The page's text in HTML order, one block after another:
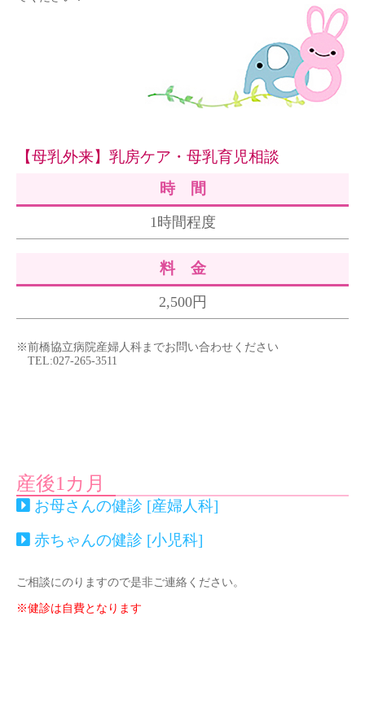
【母乳外来】乳房ケア・母乳育児相談
時 間
1時間程度
料 金
2,500円
※前橋協立病院産婦人科までお問い合わせください
TEL:027-265-3511
産後1カ月
お母さんの健診 [産婦人科]
赤ちゃんの健診 [小児科]
ご相談にのりますので是非ご連絡ください。
※健診は自費となります